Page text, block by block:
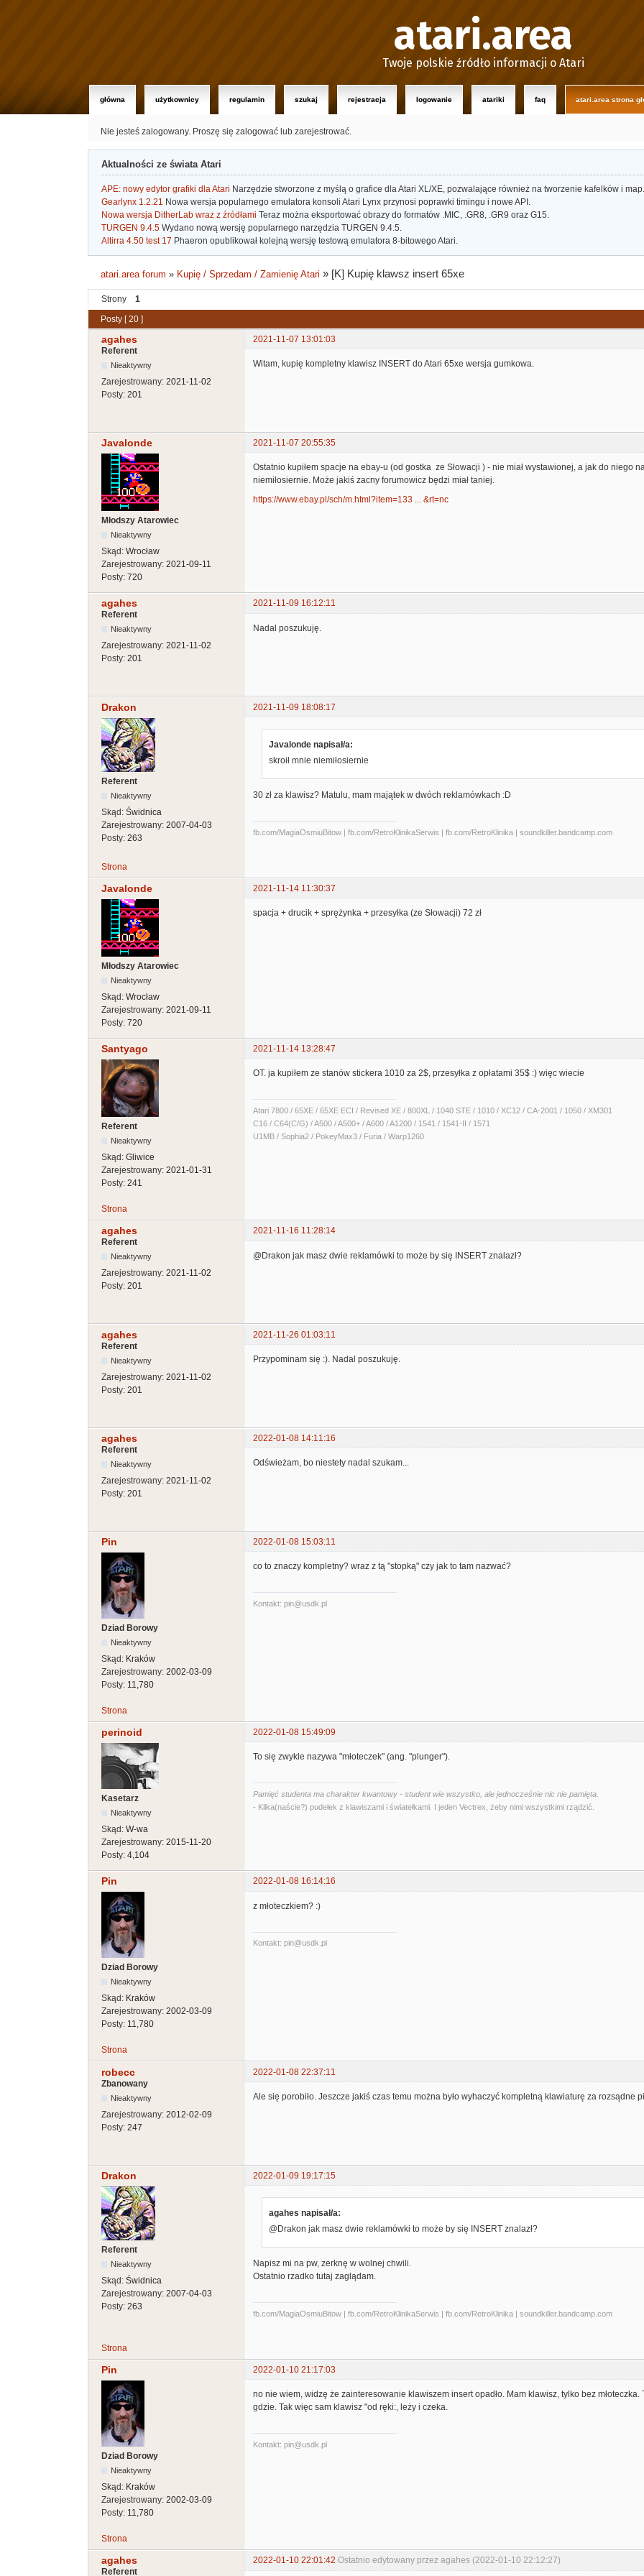
atari.area
Twoje polskie źródło informacji o Atari
główna użytkownicy regulamin szukaj rejestracja logowanie atariki faq atari.area strona
Nie jesteś zalogowany. Proszę się zalogować lub zarejestrować.
Aktualności ze świata Atari
APE: nowy edytor grafiki dla Atari Narzędzie stworzone z myślą o grafice dla Atari XL/XE, pozwalające również na tworzenie kafelków i map.
Gearlynx 1.2.21 Nowa wersja popularnego emulatora konsoli Atari Lynx przynosi poprawki timingu i nowe API.
Nowa wersja DitherLab wraz z źródłami Teraz można eksportować obrazy do formatów .MIC, .GR8, .GR9 oraz G15.
TURGEN 9.4.5 Wydano nową wersję popularnego narzędzia TURGEN 9.4.5.
Altirra 4.50 test 17 Phaeron opublikował kolejną wersję testową emulatora 8-bitowego Atari.
atari.area forum » Kupię / Sprzedam / Zamienię Atari » [K] Kupię klawsz insert 65xe
Strony
1
Posty [ 20 ]
agahes
2021-11-07 13:01:03
Referent
Nieaktywny
Zarejestrowany: 2021-11-02
Posty: 201
Witam, kupię kompletny klawisz INSERT do Atari 65xe wersja gumkowa.
Javalonde 2021-11-07 20:55:35
Młodszy Atarowiec
Nieaktywny
Skąd: Wrocław
Zarejestrowany: 2021-09-11
Posty: 720
Ostatnio kupiłem spacje na ebay-u (od gostka ze Słowacji ) - nie miał wystawionej, a jak do niego
niemiłosiernie. Może jakiś zacny forumowicz będzi miał taniej.
https://www.ebay.pl/sch/m.html?item=133 ... &rt=nc
agahes
2021-11-09 16:12:11
Referent
Nieaktywny
Zarejestrowany: 2021-11-02
Posty: 201
Nadal poszukuję.
Drakon 2021-11-09 18:08:17
Referent
Nieaktywny
Skąd: Świdnica
Zarejestrowany: 2007-04-03
Posty: 263
Javalonde napisał/a:
skroił mnie niemiłosiernie
30 zł za klawisz? Matulu, mam majątek w dwóch reklamówkach :D
fb.com/MagiaOsmiuBitow | fb.com/RetroKlinikaSerwis | fb.com/RetroKlinika | soundkiller.bandcamp.com
Strona
Javalonde 2021-11-14 11:30:37
Młodszy Atarowiec
Nieaktywny
Skąd: Wrocław
Zarejestrowany: 2021-09-11
Posty: 720
spacja + drucik + sprężynka + przesyłka (ze Słowacji) 72 zł
Santyago 2021-11-14 13:28:47
Referent
Nieaktywny
Skąd: Gliwice
Zarejestrowany: 2021-01-31
Posty: 241
OT. ja kupiłem ze stanów stickera 1010 za 2$, przesyłka z opłatami 35$ :) więc wiecie
Atari 7800 / 65XE / 65XE ECI / Revised XE / 800XL / 1040 STE / 1010 / XC12 / CA-2001 / 1050 / XM301
C16 / C64(C/G) / A500 / A500+ / A600 / A1200 / 1541 / 1541-II / 1571
U1MB / Sophia2 / PokeyMax3 / Furia / Warp1260
Strona
agahes
2021-11-16 11:28:14
Referent
Nieaktywny
Zarejestrowany: 2021-11-02
Posty: 201
@Drakon jak masz dwie reklamówki to może by się INSERT znalazł?
agahes
2021-11-26 01:03:11
Referent
Nieaktywny
Zarejestrowany: 2021-11-02
Posty: 201
Przypominam się :). Nadal poszukuję.
agahes
2022-01-08 14:11:16
Referent
Nieaktywny
Zarejestrowany: 2021-11-02
Posty: 201
Odświeżam, bo niestety nadal szukam...
Pin 2022-01-08 15:03:11
Dziad Borowy
Nieaktywny
Skąd: Kraków
Zarejestrowany: 2002-03-09
Posty: 11,780
co to znaczy kompletny? wraz z tą "stopką" czy jak to tam nazwać?
Kontakt: pin@usdk.pl
Strona
perinoid 2022-01-08 15:49:09
Kasetarz
Nieaktywny
Skąd: W-wa
Zarejestrowany: 2015-11-20
Posty: 4,104
To się zwykle nazywa "młoteczek" (ang. "plunger").
Pamięć studenta ma charakter kwantowy - student wie wszystko, ale jednocześnie nic nie pamięta.
- Kilka(naście?) pudełek z klawiszami i światełkami. I jeden Vectrex, żeby nimi wszystkimi rządzić.
Pin 2022-01-08 16:14:16
Dziad Borowy
Nieaktywny
Skąd: Kraków
Zarejestrowany: 2002-03-09
Posty: 11,780
z młoteczkiem? :)
Kontakt: pin@usdk.pl
Strona
robecc
2022-01-08 22:37:11
Zbanowany
Nieaktywny
Zarejestrowany: 2012-02-09
Posty: 247
Ale się porobiło. Jeszcze jakiś czas temu można było wyhaczyć kompletną klawiaturę za
Drakon 2022-01-09 19:17:15
Referent
Nieaktywny
Skąd: Świdnica
Zarejestrowany: 2007-04-03
Posty: 263
agahes napisał/a:
@Drakon jak masz dwie reklamówki to może by się INSERT znalazł?
Napisz mi na pw, zerknę w wolnej chwili.
Ostatnio rzadko tutaj zaglądam.
fb.com/MagiaOsmiuBitow | fb.com/RetroKlinikaSerwis | fb.com/RetroKlinika | soundkiller.bandcamp.com
Strona
Pin 2022-01-10 21:17:03
Dziad Borowy
Nieaktywny
Skąd: Kraków
Zarejestrowany: 2002-03-09
Posty: 11,780
no nie wiem, widzę że zainteresowanie klawiszem insert opadło. Mam klawisz, tylko bez
gdzie. Tak więc sam klawisz "od ręki:, leży i czeka.
Kontakt: pin@usdk.pl
Strona
agahes 2022-01-10 22:01:42 Ostatnio edytowany przez agahes (2022-01-10 22:12:27)
Referent